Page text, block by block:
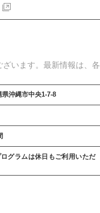
います。最新情報は、各
沖縄市中央1-7-8
グラムは休日もご利用いただ